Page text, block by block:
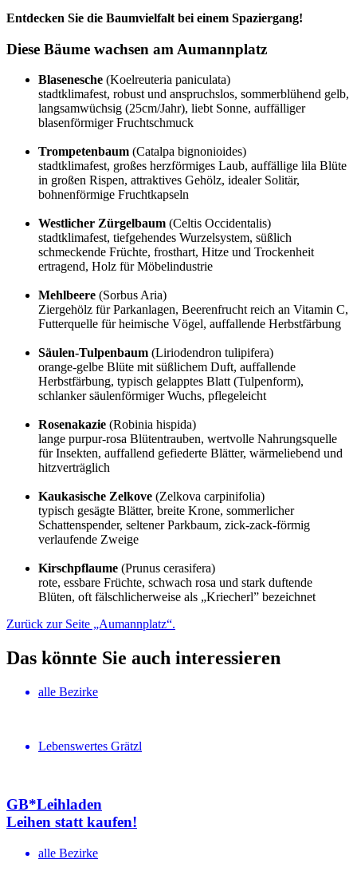
Entdecken Sie die Baumvielfalt bei einem Spaziergang!
Diese Bäume wachsen am Aumannplatz
Blasenesche (Koelreuteria paniculata)
stadtklimafest, robust und anspruchslos, sommerblühend gelb,
langsamwüchsig (25cm/Jahr), liebt Sonne, auffälliger
blasenförmiger Fruchtschmuck
Trompetenbaum (Catalpa bignonioides)
stadtklimafest, großes herzförmiges Laub, auffällige lila Blüte
in großen Rispen, attraktives Gehölz, idealer Solitär,
bohnenförmige Fruchtkapseln
Westlicher Zürgelbaum (Celtis Occidentalis)
stadtklimafest, tiefgehendes Wurzelsystem, süßlich
schmeckende Früchte, frosthart, Hitze und Trockenheit
ertragend, Holz für Möbelindustrie
Mehlbeere (Sorbus Aria)
Ziergehölz für Parkanlagen, Beerenfrucht reich an Vitamin C,
Futterquelle für heimische Vögel, auffallende Herbstfärbung
Säulen-Tulpenbaum (Liriodendron tulipifera)
orange-gelbe Blüte mit süßlichem Duft, auffallende
Herbstfärbung, typisch gelapptes Blatt (Tulpenform),
schlanker säulenförmiger Wuchs, pflegeleicht
Rosenakazie (Robinia hispida)
lange purpur-rosa Blütentrauben, wertvolle Nahrungsquelle
für Insekten, auffallend gefiederte Blätter, wärmeliebend und
hitzverträglich
Kaukasische Zelkove (Zelkova carpinifolia)
typisch gesägte Blätter, breite Krone, sommerlicher
Schattenspender, seltener Parkbaum, zick-zack-förmig
verlaufende Zweige
Kirschpflaume (Prunus cerasifera)
rote, essbare Früchte, schwach rosa und stark duftende
Blüten, oft fälschlicherweise als „Kriecherl” bezeichnet
Zurück zur Seite „Aumannplatz“.
Das könnte Sie auch interessieren
alle Bezirke
Lebenswertes Grätzl
GB*Leihladen
Leihen statt kaufen!
alle Bezirke